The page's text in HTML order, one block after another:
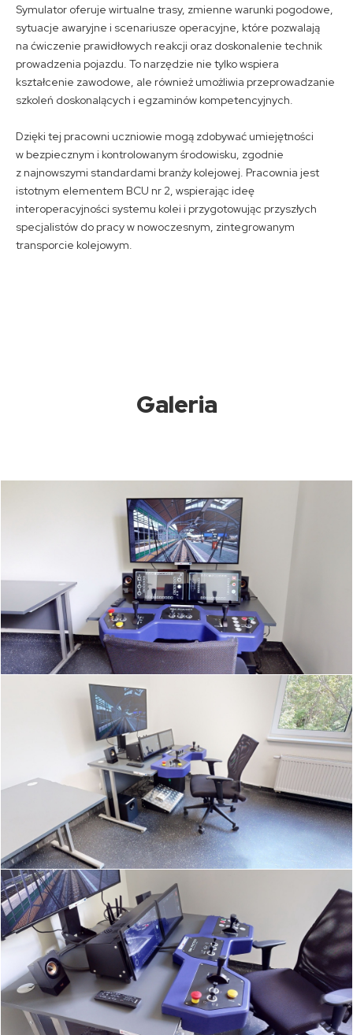
Symulator oferuje wirtualne trasy, zmienne warunki pogodowe,
sytuacje awaryjne i scenariusze operacyjne, które pozwalają
na ćwiczenie prawidłowych reakcji oraz doskonalenie technik
prowadzenia pojazdu. To narzędzie nie tylko wspiera
kształcenie zawodowe, ale również umożliwia przeprowadzanie
szkoleń doskonalących i egzaminów kompetencyjnych.
Dzięki tej pracowni uczniowie mogą zdobywać umiejętności
w bezpiecznym i kontrolowanym środowisku, zgodnie
z najnowszymi standardami branży kolejowej. Pracownia jest
istotnym elementem BCU nr 2, wspierając ideę
interoperacyjności systemu kolei i przygotowując przyszłych
specjalistów do pracy w nowoczesnym, zintegrowanym
transporcie kolejowym.
Galeria